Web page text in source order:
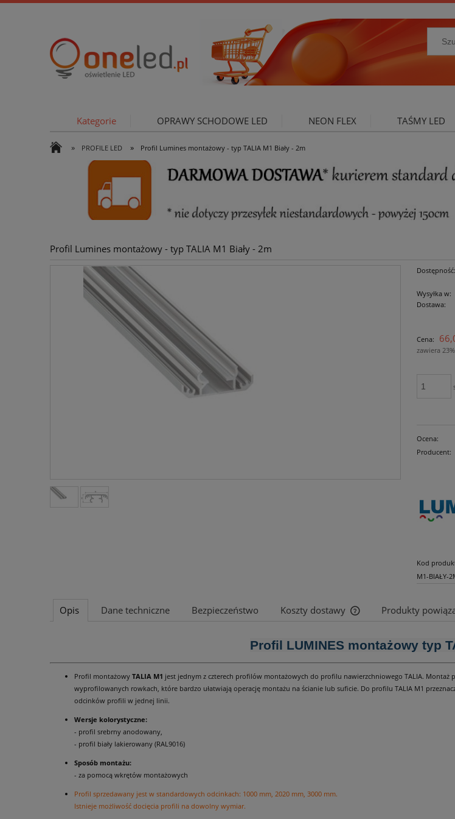
Kategorie OPRAWY SCHODOWE LED NEON FLEX TAŚMY LED
OŚWIETLENIE ZEWNĘTRZNE
» PROFILE LED » Profil Lumines montażowy - typ TALIA M1 Biały - 2m
Profil Lumines montażowy - typ TALIA M1 Biały - 2m
Dostępność:
Wysyłka w:
Dostawa:
Cena:
zawiera
Ocena:
Producent:
Kod
M1-BIAŁY-
Opis Dane techniczne Bezpieczeństwo Koszty dostawy
Cena nie zawiera
Produkty
Profil LUMINES montażowy typ
Profil montażowy TALIA M1 jest jednym z czterech profilów montażowych do profilu nawierzchniowego TALIA.
wyprofilowanych rowkach, które bardzo ułatwiają operację montażu na ścianie lub suficie. Do profilu TALIA M1
odcinków profili w jednej linii.
Wersje kolorystyczne:
- profil srebrny anodowany,
- profil biały lakierowany (RAL9016)
Sposób montażu:
- za pomocą wkrętów montażowych
Profil sprzedawany jest w standardowych odcinkach: 1000 mm, 2020 mm, 3000 mm.
Istnieje możliwość docięcia profili na dowolny wymiar.